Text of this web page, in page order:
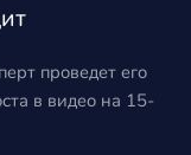
проведет его
в видео на 15-